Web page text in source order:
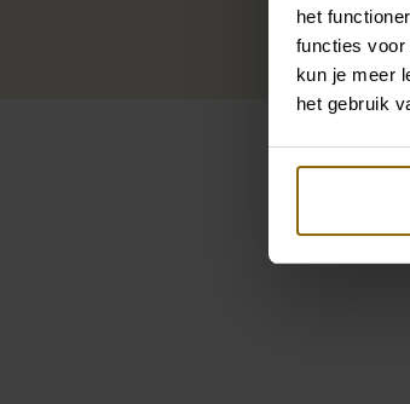
het
functies voor
kun je meer
het gebruik